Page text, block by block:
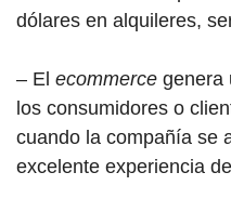
dólares en alquileres,
– El ecommerce genera
los consumidores o
cuando la compañía se
excelente experiencia